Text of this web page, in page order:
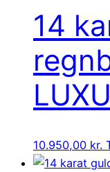
14
10.950,00 kr.